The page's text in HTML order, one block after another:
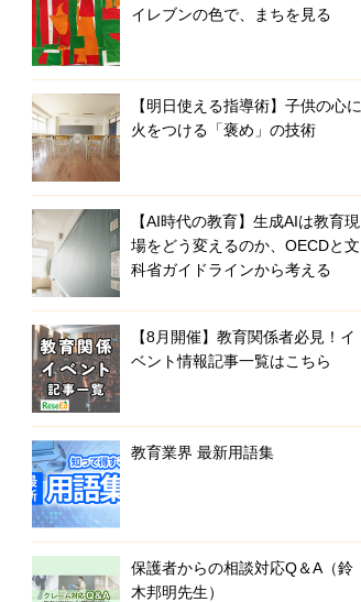
イレブンの色で、まちを見る
【明日使える指導術】子供の心に
火をつける「褒め」の技術
【AI時代の教育】生成AIは教育現
場をどう変えるのか、OECDと文
科省ガイドラインから考える
【8月開催】教育関係者必見！イ
ベント情報記事一覧はこちら
教育業界 最新用語集
保護者からの相談対応Q＆A（鈴
木邦明先生）